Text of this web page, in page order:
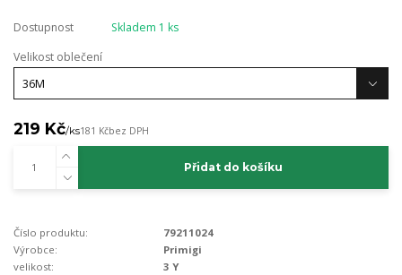
Dostupnost
Skladem 1 ks
Velikost oblečení
219 Kč/ks181 Kčbez DPH
Přidat do košíku
Číslo produktu:
79211024
Výrobce:
Primigi
velikost:
3 Y